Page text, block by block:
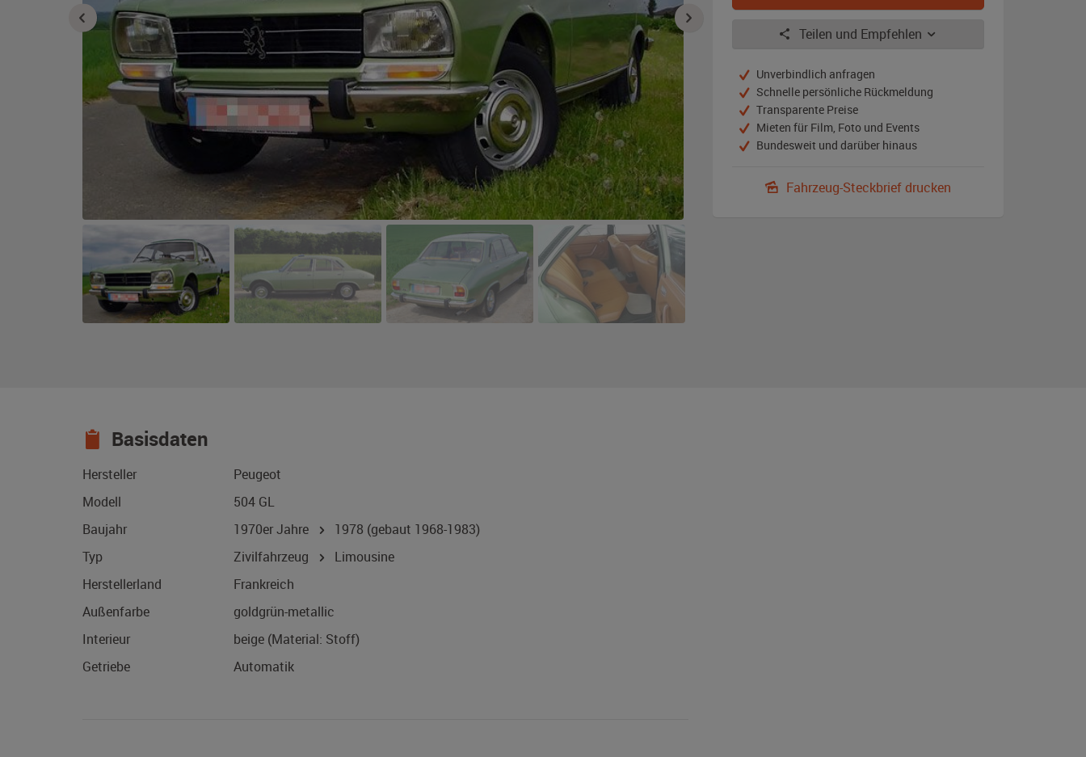
Teilen und Empfehlen
Unverbindlich anfragen
Schnelle persönliche Rückmeldung
Transparente Preise
Mieten für Film, Foto und Events
Bundesweit und darüber hinaus
Fahrzeug-Steckbrief drucken
Basisdaten
Hersteller
Peugeot
Modell
504 GL
Baujahr
1970er Jahre 1978 (gebaut 1968-1983)
Typ
Zivilfahrzeug
Limousine
Herstellerland
Frankreich
Außenfarbe
goldgrün-metallic
Interieur
beige (Material: Stoff)
Getriebe
Automatik